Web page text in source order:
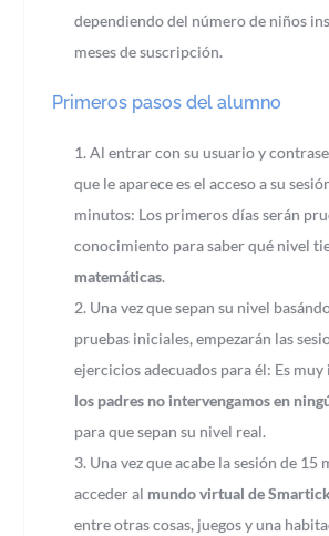
dependiendo del número de niños
meses de suscripción.
Primeros pasos del alumno
Al entrar con su usuario y
que le aparece es el acceso a su
minutos: Los primeros días serán
conocimiento para saber qué nivel
matemáticas.
Una vez que sepan su nivel
pruebas iniciales, empezarán las
ejercicios adecuados para él: Es
los padres no intervengamos en
para que sepan su nivel real.
Una vez que acabe la sesión de 15
acceder al mundo virtual de
entre otras cosas, juegos y una